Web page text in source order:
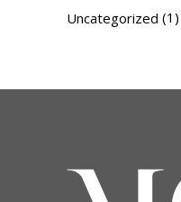
Uncategorized (1)